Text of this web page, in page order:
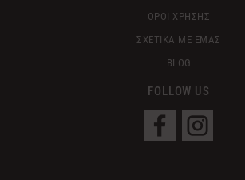
ΟΡΟΙ ΧΡΗΣΗΣ
ΣΧΕΤΙΚΑ ΜΕ ΕΜΑΣ
BLOG
FOLLOW US